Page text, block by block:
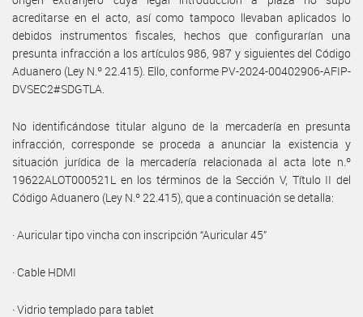
acreditarse en el acto, así como tampoco llevaban aplicados lo
debidos instrumentos fiscales, hechos que configurarían una
presunta infracción a los artículos 986, 987 y siguientes del Código
Aduanero (Ley N.º 22.415). Ello, conforme PV-2024-00402906-AFIP-
DVSEC2#SDGTLA.
No identificándose titular alguno de la mercadería en presunta
infracción, corresponde se proceda a anunciar la existencia y
situación jurídica de la mercadería relacionada al acta lote n.º
19622ALOT000521L en los términos de la Sección V, Título II del
Código Aduanero (Ley N.º 22.415), que a continuación se detalla:
· Auricular tipo vincha con inscripción “Auricular 45”
· Cable HDMI
· Vidrio templado para tablet